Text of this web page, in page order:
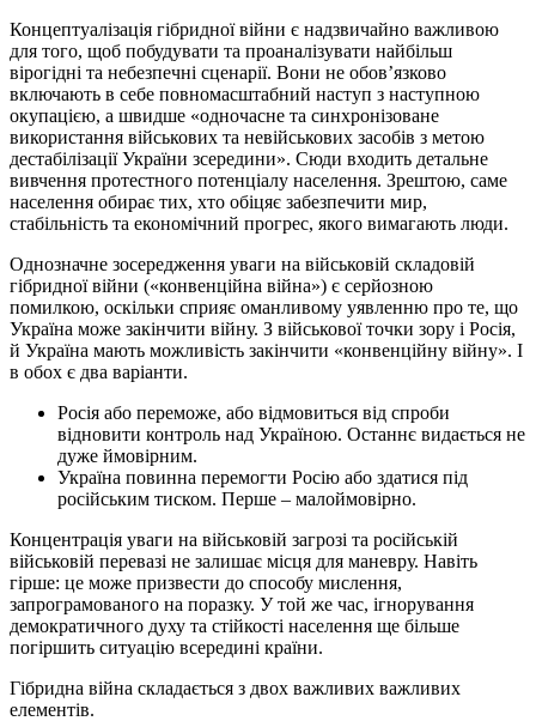
Концептуалізація гібридної війни є надзвичайно важливою
для того, щоб побудувати та проаналізувати найбільш
вірогідні та небезпечні сценарії. Вони не обов’язково
включають в себе повномасштабний наступ з наступною
окупацією, а швидше «одночасне та синхронізоване
використання військових та невійськових засобів з метою
дестабілізації України зсередини». Сюди входить детальне
вивчення протестного потенціалу населення. Зрештою, саме
населення обирає тих, хто обіцяє забезпечити мир,
стабільність та економічний прогрес, якого вимагають люди.
Однозначне зосередження уваги на військовій складовій
гібридної війни («конвенційна війна») є серйозною
помилкою, оскільки сприяє оманливому уявленню про те, що
Україна може закінчити війну. З військової точки зору і Росія,
й Україна мають можливість закінчити «конвенційну війну». І
в обох є два варіанти.
Росія або переможе, або відмовиться від спроби
відновити контроль над Україною. Останнє видається не
дуже ймовірним.
Україна повинна перемогти Росію або здатися під
російським тиском. Перше – малоймовірно.
Концентрація уваги на військовій загрозі та російській
військовій перевазі не залишає місця для маневру. Навіть
гірше: це може призвести до способу мислення,
запрограмованого на поразку. У той же час, ігнорування
демократичного духу та стійкості населення ще більше
погіршить ситуацію всередині країни.
Гібридна війна складається з двох важливих важливих
елементів.